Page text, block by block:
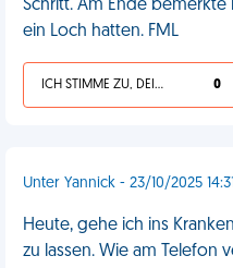
Schritt. Am Ende bemerkte
ein Loch hatten. FML
ICH STIMME ZU, DEIN LEBEN IST SCHEISSE 0
Unter Yannick - 23/10/2025
Heute, gehe ich ins
zu lassen. Wie am Telefon